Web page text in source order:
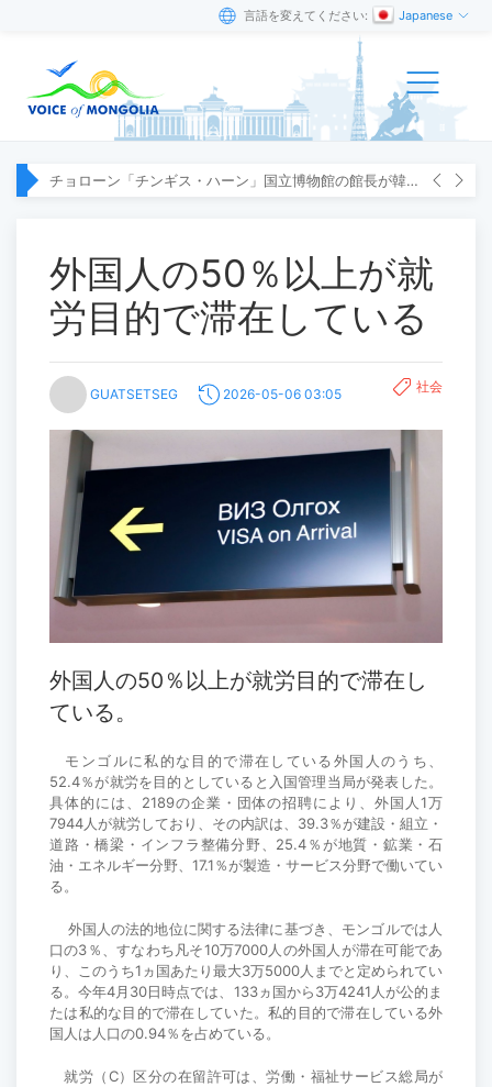
言語を変えてください: Japanese
チョローン「チンギス・ハーン」国立博物館の館長が韓国へ出張
外国人の50％以上が就
労目的で滞在している
GUATSETSEG 2026-05-06 03:05 社会
外国人の50％以上が就労目的で滞在し
ている。
モンゴルに私的な目的で滞在している外国人のうち、
52.4％が就労を目的としていると入国管理当局が発表した。
具体的には、2189の企業・団体の招聘により、外国人1万
7944人が就労しており、その内訳は、39.3％が建設・組立・
道路・橋梁・インフラ整備分野、25.4％が地質・鉱業・石
油・エネルギー分野、17.1％が製造・サービス分野で働いてい
る。
外国人の法的地位に関する法律に基づき、モンゴルでは人
口の3％、すなわち凡そ10万7000人の外国人が滞在可能であ
り、このうち1ヵ国あたり最大3万5000人までと定められてい
る。今年4月30日時点では、133ヵ国から3万4241人が公的ま
たは私的な目的で滞在していた。私的目的で滞在している外
国人は人口の0.94％を占めている。
就労（C）区分の在留許可は、労働・福祉サービス総局が